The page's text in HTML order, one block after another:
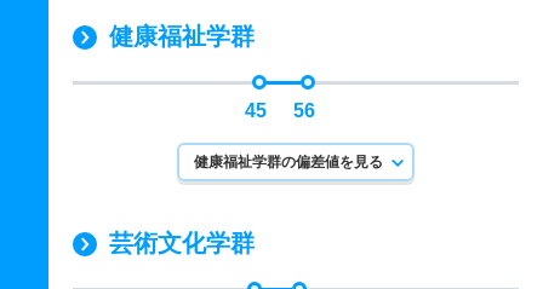
健康福祉学群
45 56
健康福祉学群の偏差値を見る
芸術文化学群